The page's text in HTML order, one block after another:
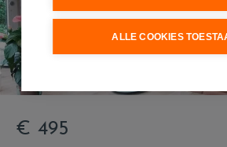
€ 495
ALLE COOKIES